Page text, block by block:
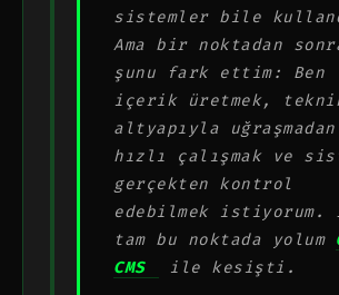
sistemler bile
Ama bir noktadan
şunu fark ettim: Ben
içerik üretmek,
altyapıyla uğraşmadan
hızlı çalışmak ve
gerçekten kontrol
edebilmek istiyorum.
tam bu noktada yolum
CMS
ile kesişti.